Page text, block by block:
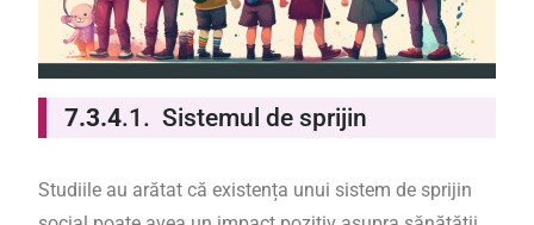
7.3.4.1. Sistemul de sprijin
Studiile au arătat că existența unui sistem de sprijin